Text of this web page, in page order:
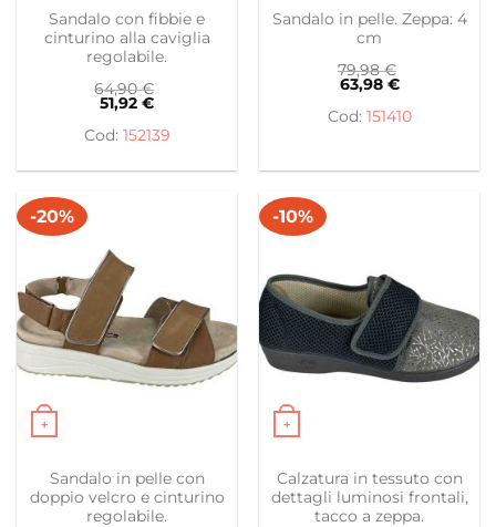
Questo prodotto ha più varianti. Le opzioni possono
Sandalo con fibbie e
cinturino alla caviglia
regolabile.
64,90€
51,92 €
152139
Questo prodotto ha più
Sandalo in pelle. Zeppa: 4
cm
79,98€
63,98 €
151410
-20%
+
Questo prodotto ha più varianti. Le opzioni possono
Sandalo in pelle con
doppio velcro e cinturino
regolabile.
-10%
+
Questo prodotto ha più
Calzatura in tessuto con
dettagli luminosi frontali,
tacco a zeppa.